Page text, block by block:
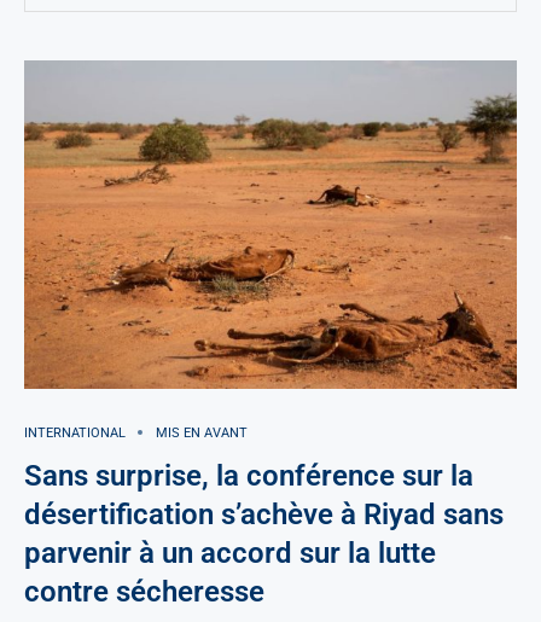
INTERNATIONAL MIS EN AVANT
Sans surprise, la conférence sur la
désertification s’achève à Riyad sans
parvenir à un accord sur la lutte
contre sécheresse